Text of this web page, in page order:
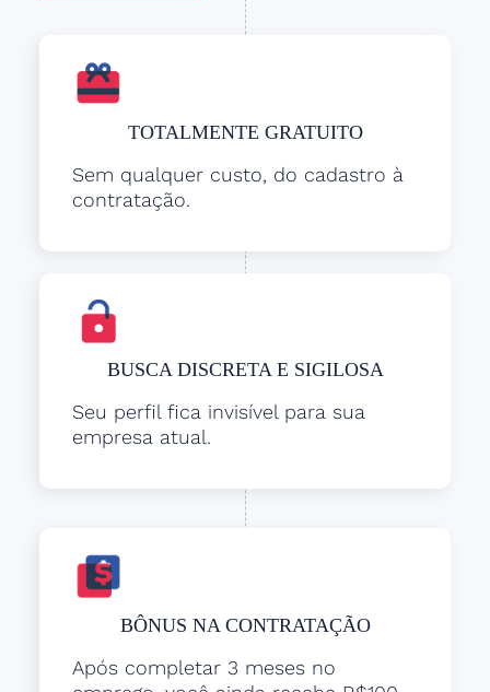
TOTALMENTE GRATUITO
Sem qualquer custo, do cadastro à
contratação.
BUSCA DISCRETA E SIGILOSA
Seu perfil fica invisível para sua
empresa atual.
BÔNUS NA CONTRATAÇÃO
Após completar 3 meses no